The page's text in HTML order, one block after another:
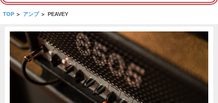
TOP > アンプ > PEAVEY